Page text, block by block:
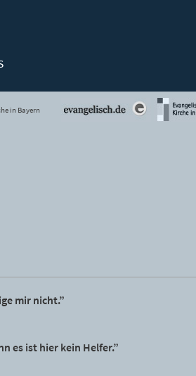
in Bayern
mir nicht.”
es ist hier kein Helfer.”